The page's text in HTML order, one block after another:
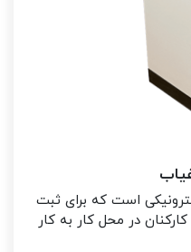
است که برای ثبت
در محل کار به کار